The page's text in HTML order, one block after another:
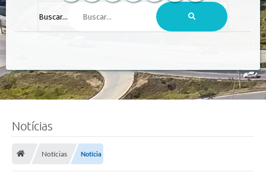
Buscar...
Notícias
Notícias Notícia